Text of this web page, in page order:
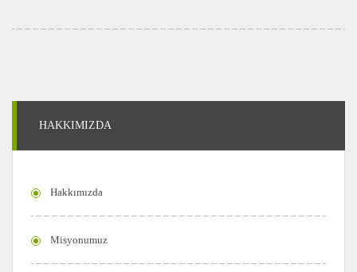
HAKKIMIZDA
Hakkımızda
Misyonumuz